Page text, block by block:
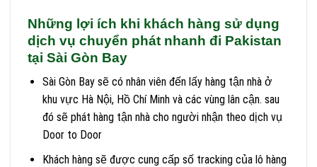
Những lợi ích khi khách hàng sử dụng
dịch vụ chuyển phát nhanh đi Pakistan
tại Sài Gòn Bay
Sài Gòn Bay sẽ có nhân viên đến lấy hàng tận nhà ở
khu vực Hà Nội, Hồ Chí Minh và các vùng lân cận. sau
đó sẽ phát hàng tận nhà cho người nhận theo dịch vụ
Door to Door
Khách hàng sẽ được cung cấp số tracking của lô hàng